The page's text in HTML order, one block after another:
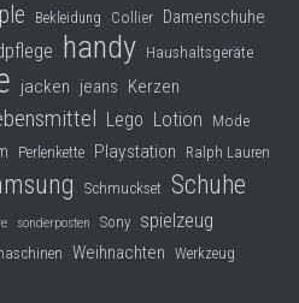
Bekleidung Collier Damenschuhe
handy Haushaltsgeräte
jacken jeans Kerzen
Lego Lotion Mode
Perlenkette Playstation Ralph Lauren
Schmuckset Schuhe
sonderposten Sony spielzeug
Weihnachten Werkzeug